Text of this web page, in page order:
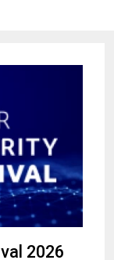
2026